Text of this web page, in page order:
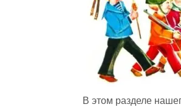
В этом разделе